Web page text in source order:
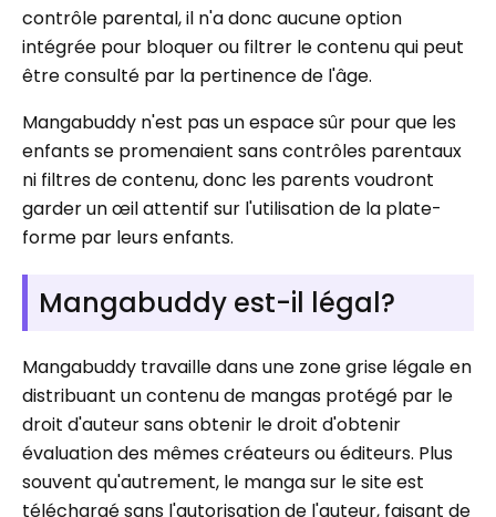
contrôle parental, il n'a donc aucune option
intégrée pour bloquer ou filtrer le contenu qui peut
être consulté par la pertinence de l'âge.
Mangabuddy n'est pas un espace sûr pour que les
enfants se promenaient sans contrôles parentaux
ni filtres de contenu, donc les parents voudront
garder un œil attentif sur l'utilisation de la plate-
forme par leurs enfants.
Mangabuddy est-il légal?
Mangabuddy travaille dans une zone grise légale en
distribuant un contenu de mangas protégé par le
droit d'auteur sans obtenir le droit d'obtenir
évaluation des mêmes créateurs ou éditeurs. Plus
souvent qu'autrement, le manga sur le site est
téléchargé sans l'autorisation de l'auteur, faisant de